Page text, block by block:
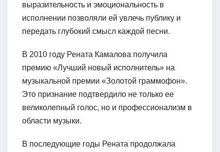
выразительность и эмоциональность в
исполнении позволяли ей увлечь публику и
передать глубокий смысл каждой песни.
В 2010 году Рената Камалова получила
премию «Лучший новый исполнитель» на
музыкальной премии «Золотой граммофон».
Это признание подтвердило не только ее
великолепный голос, но и профессионализм в
области музыки.
В последующие годы Рената продолжала